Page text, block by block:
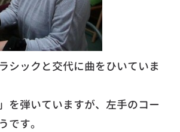
シックと交代に曲をひいていま
を弾いていますが、左手のコー
です。